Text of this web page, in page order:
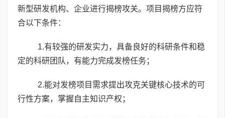
新型研发机构、企业进行揭榜攻关。项目揭榜方应符
合以下条件：
1.有较强的研发实力，具备良好的科研条件和稳
定的科研团队，有能力完成发榜任务；
2.能对发榜项目需求提出攻克关键核心技术的可
行性方案，掌握自主知识产权；